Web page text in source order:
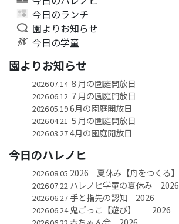
今日のランチ
園よりお知らせ
今日の学童
園よりお知らせ
2026.07.14８月の園庭開放日
2026.06.12７月の園庭開放日
2026.05.196月の園庭開放日
2026.04.21 ５月の園庭開放日
2026.03.274月の園庭開放日
今日のハレノヒ
2026.08.05 2026 夏休み【舟をつくる】
2026.07.22ハレノヒ学童の夏休み 2026
2026.06.27手と指先の認知 2026
2026.06.24鬼ごっこ【遊び】 2026